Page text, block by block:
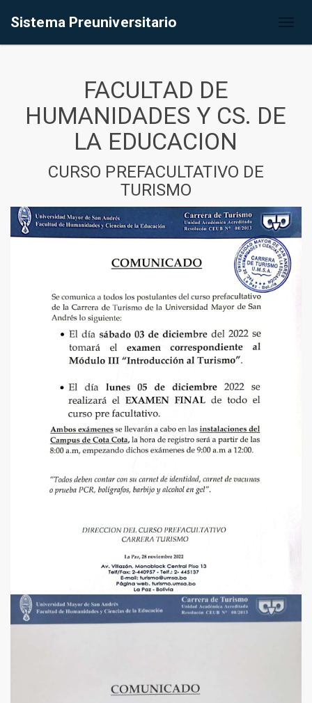
Sistema Preuniversitario
FACULTAD DE
HUMANIDADES Y CS. DE
LA EDUCACION
CURSO PREFACULTATIVO DE
TURISMO